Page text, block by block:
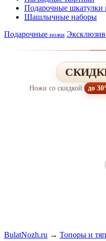
Подарочные шкатулки
Шашлычные наборы
Подарочные ножи
Ножи со скидкой до
BulatNozh.ru → Топоры и